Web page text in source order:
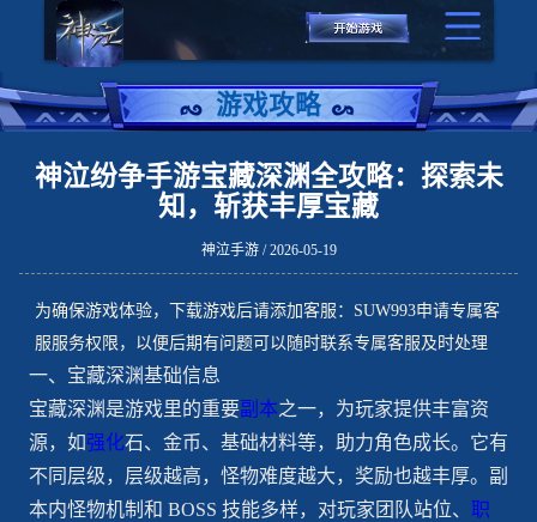
游戏攻略
神泣纷争手游宝藏深渊全攻略：探索未
知，斩获丰厚宝藏
神泣手游 / 2026-05-19
为确保游戏体验，下载游戏后请添加客服：SUW993申请专属客
服服务权限，以便后期有问题可以随时联系专属客服及时处理
一、宝藏深渊基础信息
宝藏深渊是游戏里的重要副本之一，为玩家提供丰富资
源，如强化石、金币、基础材料等，助力角色成长。它有
不同层级，层级越高，怪物难度越大，奖励也越丰厚。副
本内怪物机制和 BOSS 技能多样，对玩家团队站位、 职